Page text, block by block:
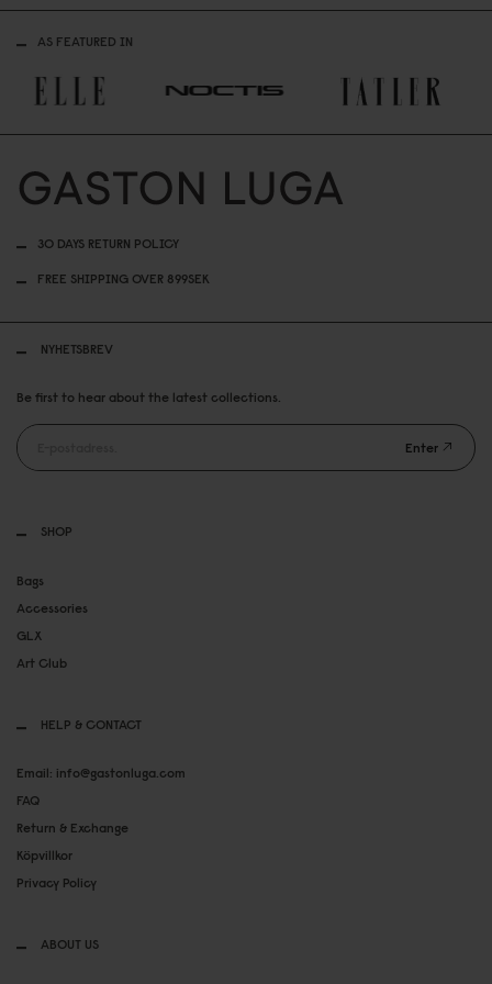
AS FEATURED IN
30 DAYS RETURN POLICY
FREE SHIPPING OVER 899SEK
SHOP
Bags
Accessories
GLX
Art Club
HELP & CONTACT
Email: info@gastonluga.com
FAQ
Return & Exchange
Köpvillkor
Privacy Policy
ABOUT US
NYHETSBREV
Be first to hear about the latest collections.
Enter